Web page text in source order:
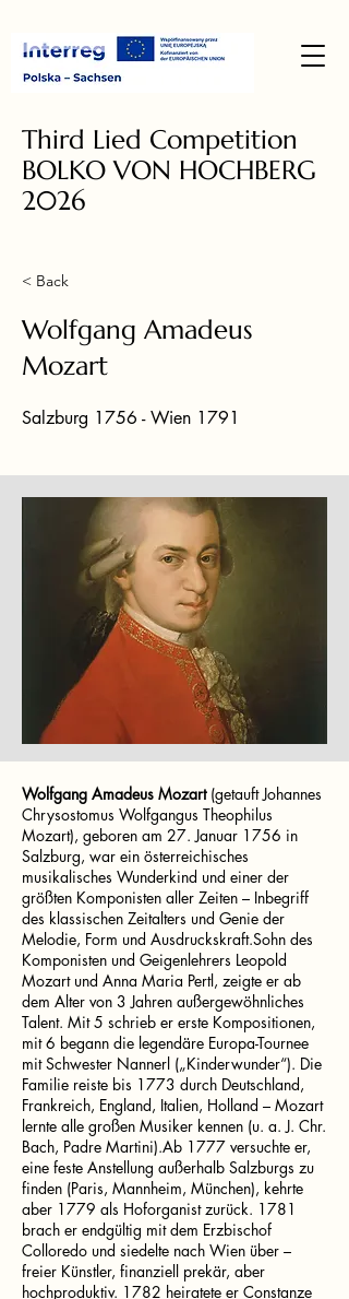
Third Lied Competition
BOLKO VON HOCHBERG
2026
< Back
Wolfgang Amadeus
Mozart
Salzburg 1756 - Wien 1791
Wolfgang Amadeus Mozart(getauft Johannes
Chrysostomus Wolfgangus Theophilus
Mozart), geboren am 27. Januar 1756 in
Salzburg, war ein österreichisches
musikalisches Wunderkind und einer der
größten Komponisten aller Zeiten – Inbegriff
des klassischen Zeitalters und Genie der
Melodie, Form und Ausdruckskraft.Sohn des
Komponisten und Geigenlehrers Leopold
Mozart und Anna Maria Pertl, zeigte er ab
dem Alter von 3 Jahren außergewöhnliches
Talent. Mit 5 schrieb er erste Kompositionen,
mit 6 begann die legendäre Europa-Tournee
mit Schwester Nannerl („Kinderwunder“). Die
Familie reiste bis 1773 durch Deutschland,
Frankreich, England, Italien, Holland – Mozart
lernte alle großen Musiker kennen (u. a. J. Chr.
Bach, Padre Martini).Ab 1777 versuchte er,
eine feste Anstellung außerhalb Salzburgs zu
finden (Paris, Mannheim, München), kehrte
aber 1779 als Hoforganist zurück. 1781
brach er endgültig mit dem Erzbischof
Colloredo und siedelte nach Wien über –
freier Künstler, finanziell prekär, aber
hochproduktiv. 1782 heiratete er Constanze